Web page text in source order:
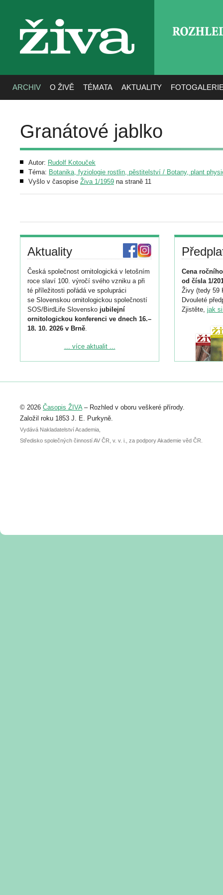
živa
ARCHIV O ŽIVĚ TÉMATA AKTUALITY
Granátové jablko
Autor: Rudolf Kotouček
Téma: Botanika, fyziologie rostlin, pěstitelství / Botany, plant
Vyšlo v časopise Živa 1/1959 na straně 11
Aktuality
Česká společnost ornitologická v letošním
roce slaví 100. výročí svého vzniku a při
té příležitosti pořádá ve spolupráci
se Slovenskou ornitologickou společností
SOS/BirdLife Slovensko jubilejní
ornitologickou konferenci ve dnech 16.–
18. 10. 2026 v Brně.
Podrobnější informace ke konferenci
Registrovat se můžete do 6. září.
abstraktu přihlášené přednášky nebo
posteru je už 30. června.
... více aktualit ...
Cena
od čísla 1/
Živy (tedy 59
Dvouleté
Zjistěte, jak
© 2026 Časopis ŽIVA– Rozhled v oboru veškeré přírody.
Založil roku 1853 J. E. Purkyně.
Vydává Nakladatelství Academia,
Středisko společných činností AV ČR, v. v. i., za podpory Akademie věd ČR.